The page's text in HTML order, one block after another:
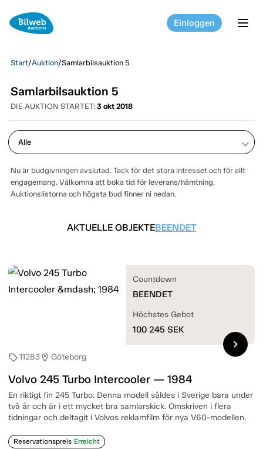
Einloggen
Start/Auktion/Samlarbilsauktion 5
Samlarbilsauktion 5
DIE AUKTION STARTET: 3 okt 2018
keyboard_arrow_down
Nu är budgivningen avslutad. Tack för det stora intresset och för allt
engagemang. Välkomna att boka tid för leverans/hämtning.
Auktionslistorna och högsta bud finner ni nedan.
AKTUELLE OBJEKTEBEENDET
sell11283location_on Göteborg
Volvo 245 Turbo Intercooler — 1984
En riktigt fin 245 Turbo. Denna modell såldes i Sverige bara under
två år och är i ett mycket bra samlarskick. Omskriven i flera
tidningar och deltagit i Volvos reklamfilm för nya V60-modellen.
Reservationspreis Erreicht
Countdown
BEENDET
Höchstes Gebot
100 245 SEK
chevron_right